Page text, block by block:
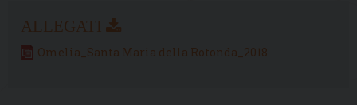
Omelia_Santa Maria della Rotonda_2018